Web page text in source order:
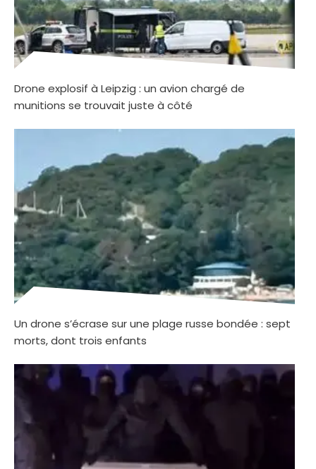
Drone explosif à Leipzig : un avion chargé de
munitions se trouvait juste à côté
Un drone s’écrase sur une plage russe bondée : sept
morts, dont trois enfants